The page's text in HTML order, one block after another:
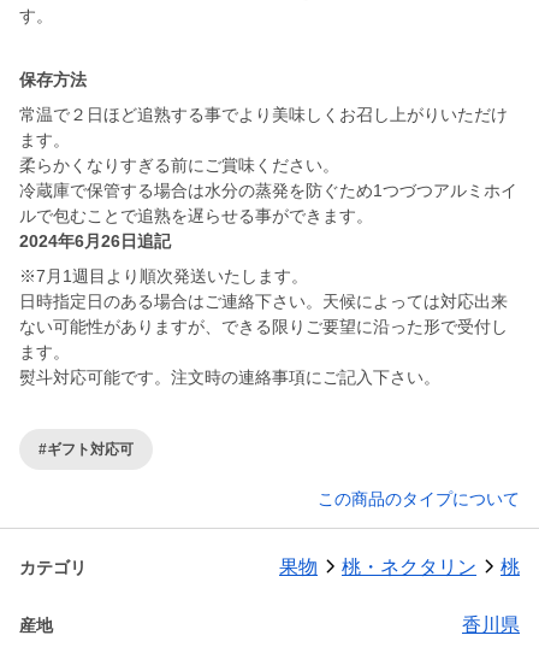
す。
保存方法
常温で２日ほど追熟する事でより美味しくお召し上がりいただけ
ます。
柔らかくなりすぎる前にご賞味ください。
冷蔵庫で保管する場合は水分の蒸発を防ぐため1つづつアルミホイ
ルで包むことで追熟を遅らせる事ができます。
2024年6月26日追記
※7月1週目より順次発送いたします。
日時指定日のある場合はご連絡下さい。天候によっては対応出来
ない可能性がありますが、できる限りご要望に沿った形で受付し
ます。
熨斗対応可能です。注文時の連絡事項にご記入下さい。
#ギフト対応可
この商品のタイプについて
カテゴリ 果物 桃・ネクタリン 桃
産地 香川県